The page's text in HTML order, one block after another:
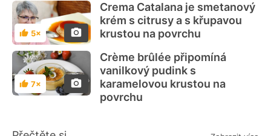
Hodnocení
5×
Crema Catalana je smetanový
krém s citrusy a s křupavou
krustou na povrchu
Hodnocení
7×
Crème brûlée připomíná
vanilkový pudink s
karamelovou krustou na
povrchu